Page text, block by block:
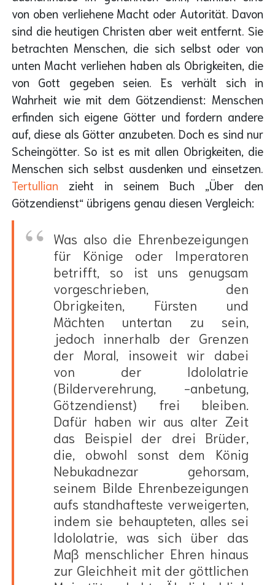
von oben verliehene Macht oder Autorität. Davon
sind die heutigen Christen aber weit entfernt. Sie
betrachten Menschen, die sich selbst oder von
unten Macht verliehen haben als Obrigkeiten, die
von Gott gegeben seien. Es verhält sich in
Wahrheit wie mit dem Götzendienst: Menschen
erfinden sich eigene Götter und fordern andere
auf, diese als Götter anzubeten. Doch es sind nur
Scheingötter. So ist es mit allen Obrigkeiten, die
Menschen sich selbst ausdenken und einsetzen.
Tertullian zieht in seinem Buch „Über den
Götzendienst“ übrigens genau diesen Vergleich:
Was also die Ehrenbezeigungen
für Könige oder Imperatoren
betrifft, so ist uns genugsam
vorgeschrieben, den
Obrigkeiten, Fürsten und
Mächten untertan zu sein,
jedoch innerhalb der Grenzen
der Moral, insoweit wir dabei
von der Idololatrie
(Bilderverehrung, -anbetung,
Götzendienst) frei bleiben.
Dafür haben wir aus alter Zeit
das Beispiel der drei Brüder,
die, obwohl sonst dem König
Nebukadnezar gehorsam,
seinem Bilde Ehrenbezeigungen
aufs standhafteste verweigerten,
indem sie behaupteten, alles sei
Idololatrie, was sich über das
Maß menschlicher Ehren hinaus
zur Gleichheit mit der göttlichen